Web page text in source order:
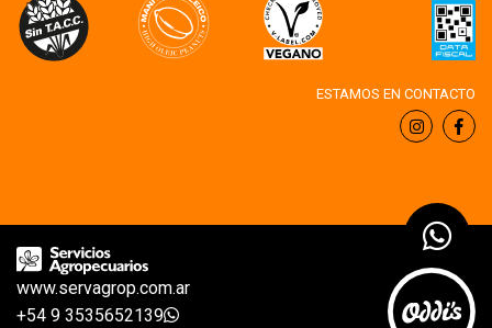
ESTAMOS EN CONTACTO
www.servagrop.com.ar
+54 9 3535652139